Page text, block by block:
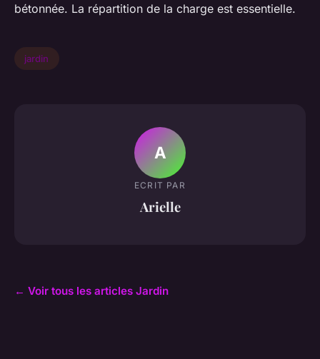
bétonnée. La répartition de la charge est essentielle.
jardin
A
ECRIT PAR
Arielle
← Voir tous les articles Jardin